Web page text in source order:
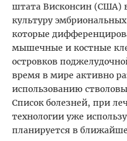
штата Висконсин (США)
культуру
которые
мышечные и костные
островков
время в мире активно
использованию
Список болезней, при
технологии уже
планируется в